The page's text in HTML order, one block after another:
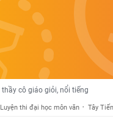
cô giỏi, nổi tiếng
cô giáo giỏi
Học 2023 - 2024
cô giáo giỏi, nổi tiếng
cô giáo giỏi, nổi tiếng
cô giáo giỏi, nổi tiếng
thi đại học môn văn Tây